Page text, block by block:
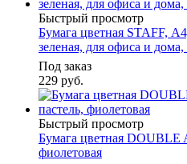
Быстрый просмотр
Бумага цветная STAFF,
зеленая, для офиса и дома,
Под заказ
229 руб.
Быстрый просмотр
Бумага цветная DOUBLE
фиолетовая